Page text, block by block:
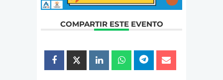
COMPARTIR ESTE EVENTO